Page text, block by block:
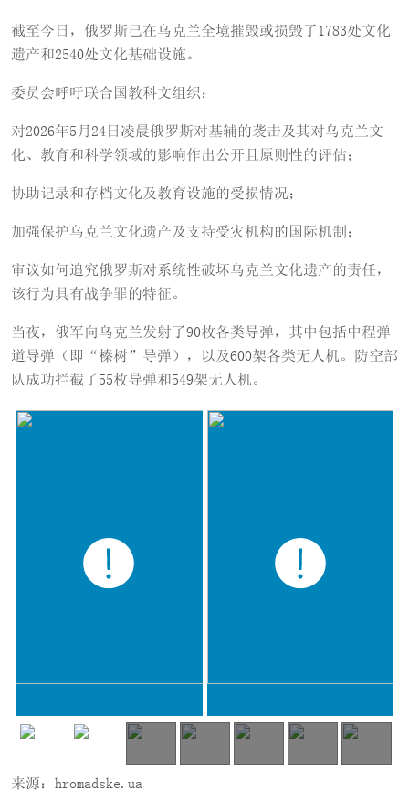
截至今日，俄罗斯已在乌克兰全境摧毁或损毁了1783处文化
遗产和2540处文化基础设施。
委员会呼吁联合国教科文组织：
对2026年5月24日凌晨俄罗斯对基辅的袭击及其对乌克兰文
化、教育和科学领域的影响作出公开且原则性的评估；
协助记录和存档文化及教育设施的受损情况；
加强保护乌克兰文化遗产及支持受灾机构的国际机制；
审议如何追究俄罗斯对系统性破坏乌克兰文化遗产的责任，
该行为具有战争罪的特征。
当夜，俄军向乌克兰发射了90枚各类导弹，其中包括中程弹
道导弹（即“榛树”导弹），以及600架各类无人机。防空部
队成功拦截了55枚导弹和549架无人机。
来源：hromadske.ua